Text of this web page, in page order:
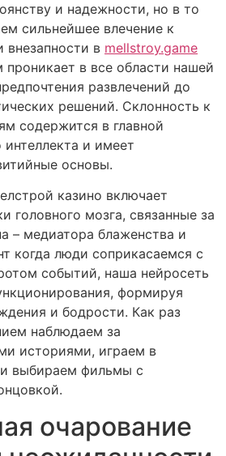
и надежности, но в то
сильнейшее влечение к
внезапности в mellstroy.game
проникает в все области нашей
развлечений до
решений. Склонность к
содержится в главной
и имеет
основы.
казино включает
головного мозга, связанные за
– медиатора блаженства и
когда люди соприкасаемся с
событий, наша нейросеть
формируя
и бодрости. Как раз
наблюдаем за
историями, играем в
выбираем фильмы с
очарование